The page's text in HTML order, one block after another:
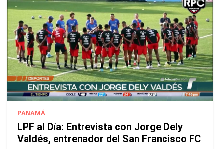
PANAMÁ
LPF al Día: Entrevista con Jorge Dely
Valdés, entrenador del San Francisco FC